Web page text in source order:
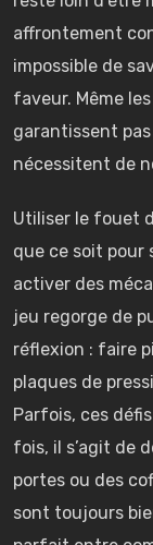
affrontement
impossible de
faveur. Même
garantissent
nécessitent de
Utiliser le fouet
que ce soit pour
activer des
jeu regorge de
réflexion : faire
plaques de
Parfois, ces
fois, il s’agit de
portes ou des
sont toujours